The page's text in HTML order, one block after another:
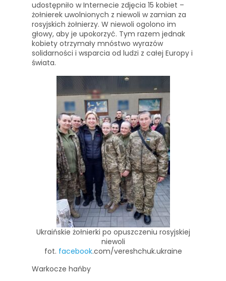
udostępniło w Internecie zdjęcia 15 kobiet –
żołnierek uwolnionych z niewoli w zamian za
rosyjskich żołnierzy. W niewoli ogolono im
głowy, aby je upokorzyć. Tym razem jednak
kobiety otrzymały mnóstwo wyrazów
solidarności i wsparcia od ludzi z całej Europy i
świata.
Ukraińskie żołnierki po opuszczeniu rosyjskiej
niewoli
fot. facebook.com/vereshchuk.ukraine
Warkocze hańby